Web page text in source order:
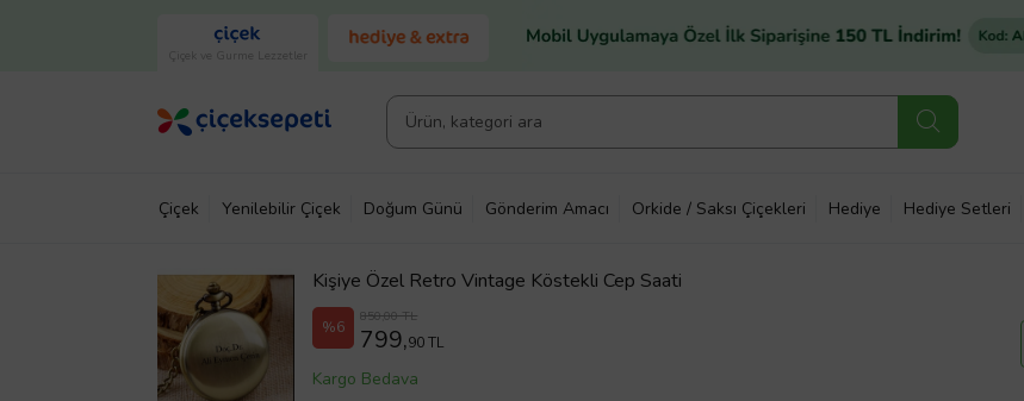
Çiçek ve Gurme Lezzetler
Çiçek Yenilebilir Çiçek Doğum Günü Gönderim Amacı Orkide / Saksı Çiçekleri Hediye Hediye Setleri
Kişiye Özel Retro Vintage Köstekli Cep Saati
%6
850,00 TL
799,90 TL
Kargo Bedava